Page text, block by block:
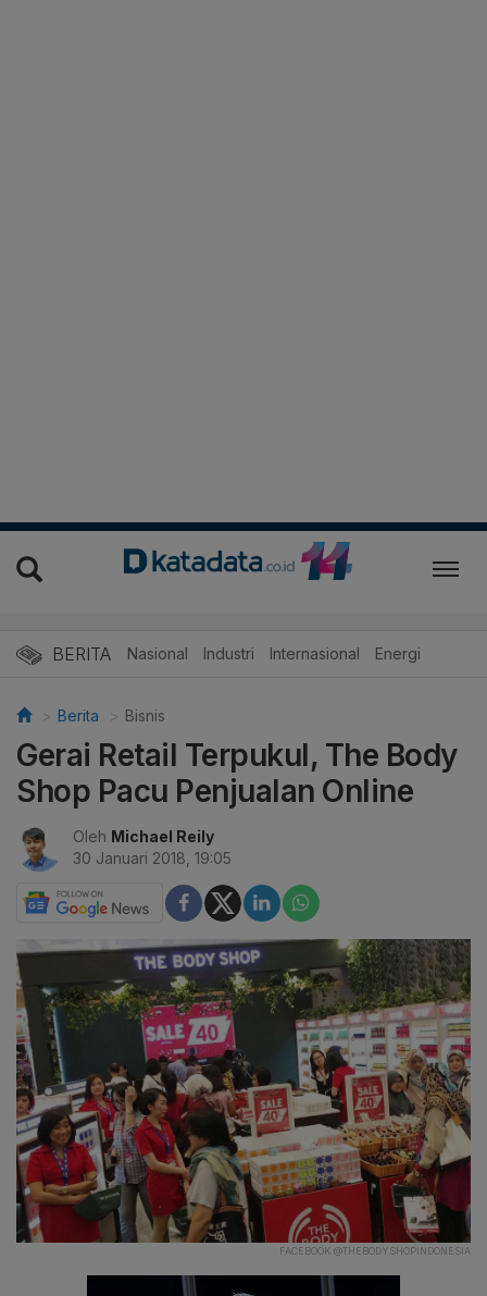
BERITA Nasional Industri Internasional Energi
Berita Bisnis
Gerai Retail Terpukul, The Body
Shop Pacu Penjualan Online
Oleh Michael Reily
30 Januari 2018, 19:05
FACEBOOK @THEBODYSHOPINDONESIA